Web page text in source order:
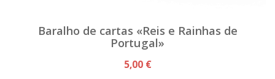
Baralho de cartas «Reis e Rainhas de
Portugal»
5,00 €